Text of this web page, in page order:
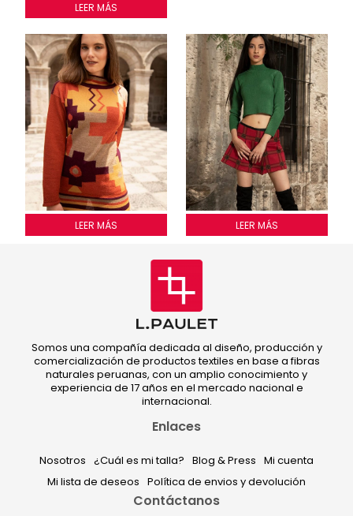
Chompa Ariana Intarsia
LEER MÁS
Chompa inca 4 colores
LEER MÁS Chompa crop top
LEER MÁS
Somos una compañía dedicada al diseño, producción y
comercialización de productos textiles en base a fibras
naturales peruanas, con un amplio conocimiento y
experiencia de 17 años en el mercado nacional e
internacional.
Enlaces
Nosotros ¿Cuál es mi talla? Blog & Press Mi cuenta
Mi lista de deseos Política de envios y devolución
Contáctanos